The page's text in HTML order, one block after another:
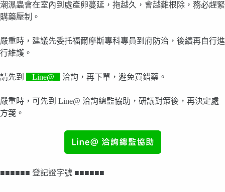
潮濕蟲會在室內到處產卵蔓延，拖越久，會越難根除，務必趕緊
購藥壓制。
嚴重時，建議先委托福爾摩斯專科專員到府防治，後續再自行進
行維護。
請先到 Line@ 洽詢，再下單，避免買錯藥。
嚴重時，可先到 Line@ 洽詢總監協助，研議對策後，再決定處
方箋。
■■■■■■ 登記證字號 ■■■■■■